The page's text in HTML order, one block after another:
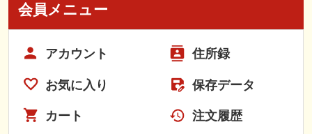
会員メニュー
アカウント 住所録
お気に入り 保存データ
カート 注文履歴